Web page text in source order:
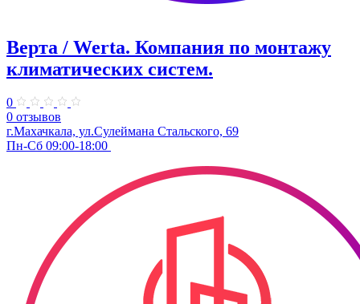
Верта / Werta. ​Компания по монтажу
климатических систем.
0
0 отзывов
г.Махачкала, ул.​​Сулеймана Стальского, 69
Пн-Сб 09:00-18:00 ​